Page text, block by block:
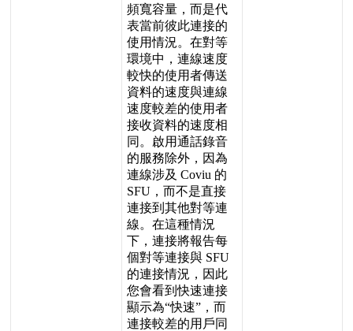
頻寬容量 ，而是代
表當前彼此連接的
使用情況。在對等
環境中 ，連線速度
較快的使用者傳送
資料的速度與連線
速度較差的使用者
接收資料的速度相
同 。 啟用通話錄音
的服務除外 ， 因為
連線涉及 Coviu 的
SFU ，而不是直接
連接到其他對等連
線。在這種情況
下 ，連接將報告每
個對等連接與 SFU
的連接情況 ， 因 此
您會看到快速連接
顯示為“快速” ，而
連接較差的用 戶同